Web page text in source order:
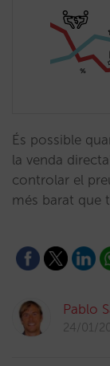
És possible
la venda
controlar el
més barat que
Pablo
24/01/